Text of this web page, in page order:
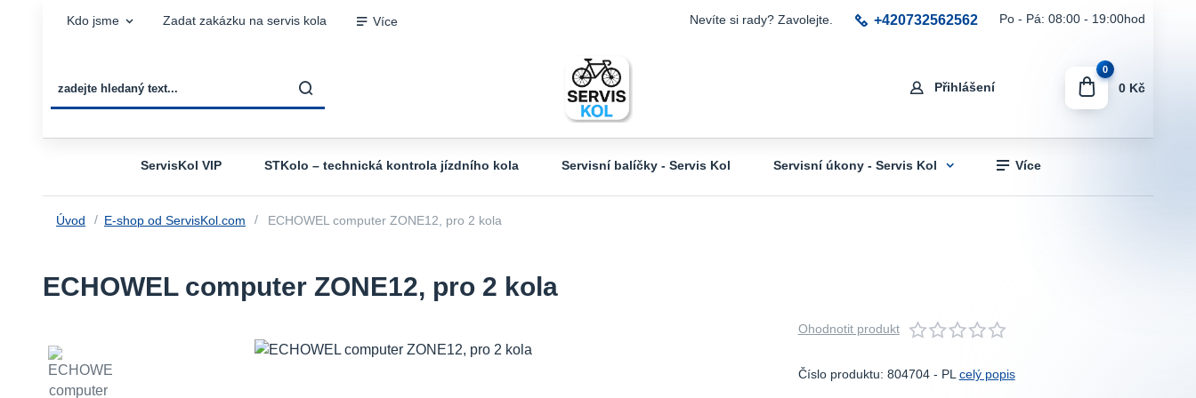
Kdo jsme Zadat zakázku na servis kola Více
Přihlášení
Nevíte si rady? Zavolejte. +420732562562 Po - Pá: 08:00 - 19:00hod
0
0 Kč
ServisKol VIP STKolo – technická kontrola jízdního kola Servisní balíčky - Servis Kol Servisní úkony - Servis Kol Více
Úvod E-shop od ServisKol.com ECHOWEL computer ZONE12, pro 2 kola
ECHOWEL computer ZONE12, pro 2 kola
Ohodnotit produkt
Číslo produktu: 804704 - PL celý popis